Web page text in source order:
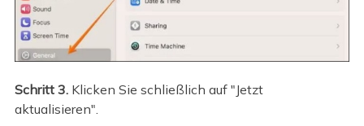
Schritt 3. Klicken Sie schließlich auf "Jetzt
aktualisieren".